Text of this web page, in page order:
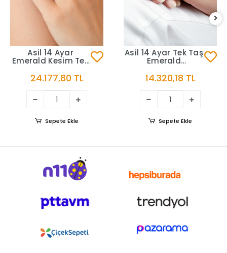
Asil 14 Ayar
Emerald Kesim Tek
YZK2424
24.177,80 TL
Sepete Ekle
Asil 14 Ayar Tek Taş
Emerald
YZK3528
14.320,18 TL
Sepete Ekle